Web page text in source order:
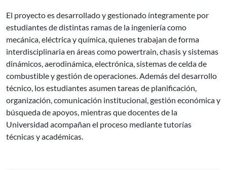
El proyecto es desarrollado y gestionado íntegramente por
estudiantes de distintas ramas de la ingeniería como
mecánica, eléctrica y química, quienes trabajan de forma
interdisciplinaria en áreas como powertrain, chasis y sistemas
dinámicos, aerodinámica, electrónica, sistemas de celda de
combustible y gestión de operaciones. Además del desarrollo
técnico, los estudiantes asumen tareas de planificación,
organización, comunicación institucional, gestión económica y
búsqueda de apoyos, mientras que docentes de la
Universidad acompañan el proceso mediante tutorías
técnicas y académicas.